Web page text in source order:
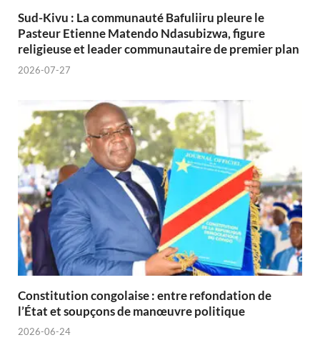
Sud-Kivu : La communauté Bafuliiru pleure le
Pasteur Etienne Matendo Ndasubizwa, figure
religieuse et leader communautaire de premier plan
2026-07-27
Constitution congolaise : entre refondation de
l’État et soupçons de manœuvre politique
2026-06-24